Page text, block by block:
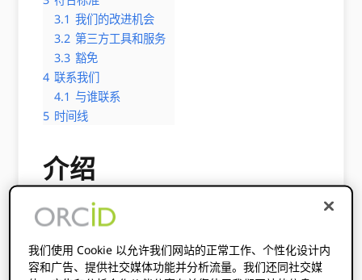
3.1 我们的改进机会
3.2 第三方工具和服务
3.3 豁免
4 联系我们
4.1 与谁联系
5 时间线
介绍
ORCID 致力于让最广泛的受众能够访问我们的
如何。
我们使用 Cookie 以允许我们网站的正常工作、个性化设计内
容和广告、提供社交媒体功能并分析流量。我们还同社交媒